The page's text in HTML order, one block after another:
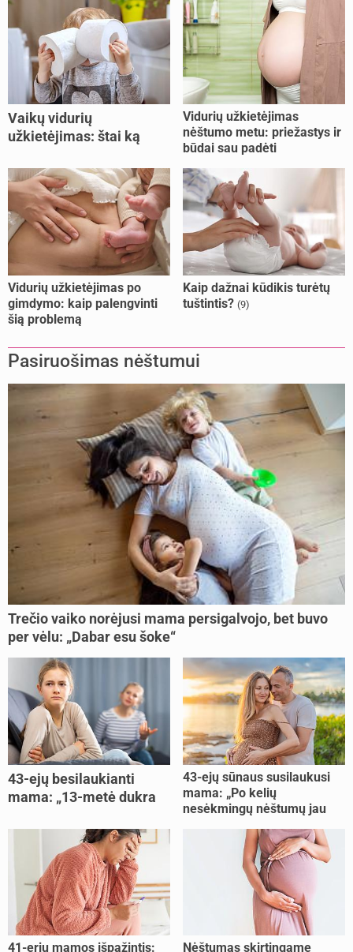
Vaikų vidurių
užkietėjimas: štai ką
Vidurių užkietėjimas
nėštumo metu: priežastys ir
būdai sau padėti
Vidurių užkietėjimas po
gimdymo: kaip palengvinti
šią problemą
Kaip dažnai kūdikis turėtų
tuštintis? (9)
Pasiruošimas nėštumui
Trečio vaiko norėjusi mama persigalvojo, bet buvo
per vėlu: „Dabar esu šoke“
43-ejų besilaukianti
mama: „13-metė dukra
43-ejų sūnaus susilaukusi
mama: „Po kelių
nesėkmingų nėštumų jau
41-erių mamos išpažintis:
Nėštumas skirtingame